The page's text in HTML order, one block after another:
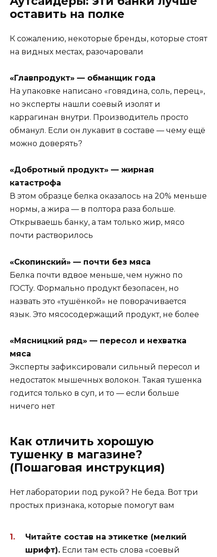
оставить на полке
К сожалению, некоторые бренды, которые стоят
на видных местах, разочаровали
«Главпродукт» — обманщик года
На упаковке написано «говядина, соль, перец»,
но эксперты нашли соевый изолят и
каррагинан внутри. Производитель просто
обманул. Если он лукавит в составе — чему ещё
можно доверять?
«Добротный продукт» — жирная
катастрофа
В этом образце белка оказалось на 20% меньше
нормы, а жира — в полтора раза больше.
Открываешь банку, а там только жир, мясо
почти растворилось
«Скопинский» — почти без мяса
Белка почти вдвое меньше, чем нужно по
ГОСТу. Формально продукт безопасен, но
назвать это «тушёнкой» не поворачивается
язык. Это мясосодержащий продукт, не более
«Мясницкий ряд» — пересол и нехватка
мяса
Эксперты зафиксировали сильный пересол и
недостаток мышечных волокон. Такая тушенка
годится только в суп, и то — если больше
ничего нет
Как отличить хорошую
тушенку в магазине?
(Пошаговая инструкция)
Нет лаборатории под рукой? Не беда. Вот три
простых признака, которые помогут вам
Читайте состав на этикетке (мелкий
шрифт). Если там есть слова «соевый